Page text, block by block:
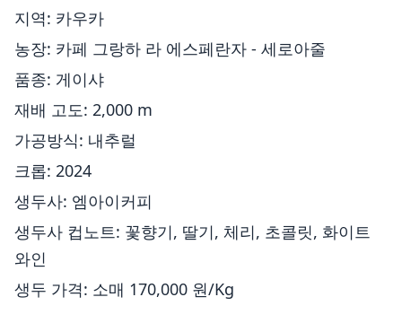
지역: 카우카
농장: 카페 그랑하 라 에스페란자 - 세로아줄
품종: 게이샤
재배 고도: 2,000 m
가공방식: 내추럴
크롭: 2024
생두사: 엠아이커피
생두사 컵노트: 꽃향기, 딸기, 체리, 초콜릿, 화이트
와인
생두 가격: 소매 170,000 원/Kg